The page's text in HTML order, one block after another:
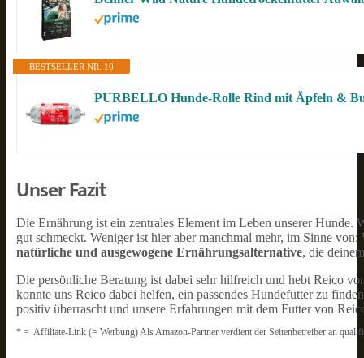
BESTSELLER NR. 10
Unser Fazit
Die Ernährung ist ein zentrales Element im Leben unserer Hunde.
gut schmeckt. Weniger ist hier aber manchmal mehr, im Sinne
natürliche und ausgewogene Ernährungsalternative, die
Die persönliche Beratung ist dabei sehr hilfreich und hebt Reico
konnte uns Reico dabei helfen, ein passendes Hundefutter zu
positiv überrascht und unsere Erfahrungen mit dem Futter von
* = Affiliate-Link (= Werbung) Als Amazon-Partner verdient der Seitenbetreiber an